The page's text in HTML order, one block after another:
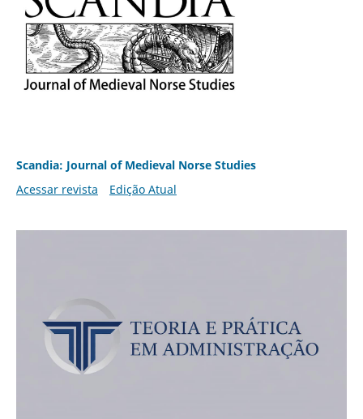
Scandia: Journal of Medieval Norse Studies
Acessar revista
Edição Atual